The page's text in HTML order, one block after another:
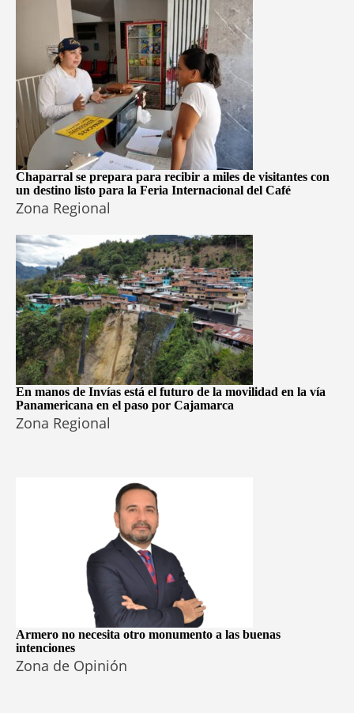
Chaparral se prepara para recibir a miles de visitantes con
un destino listo para la Feria Internacional del Café
Zona Regional
En manos de Invías está el futuro de la movilidad en la vía
Panamericana en el paso por Cajamarca
Zona Regional
Armero no necesita otro monumento a las buenas
intenciones
Zona de Opinión